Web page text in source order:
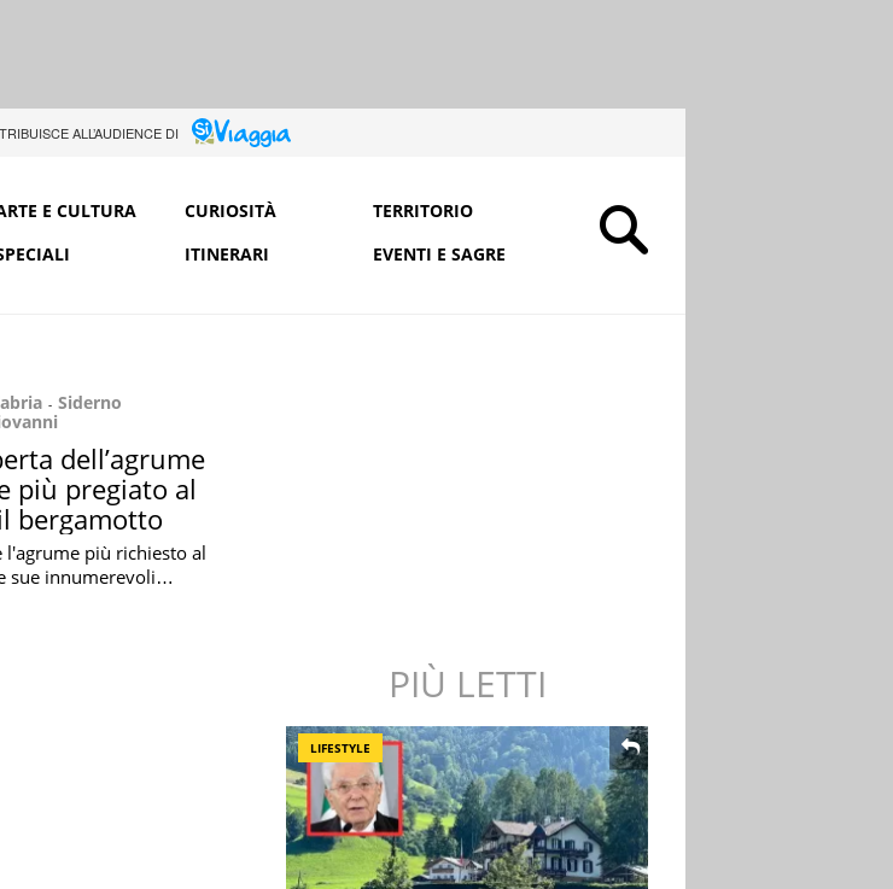
ALL’AUDIENCE DI
E CULTURA CURIOSITÀ
TERRITORIO
ITINERARI EVENTI E SAGRE
Siderno
dell’agrume
più pregiato al
bergamotto
l'agrume più richiesto al
sue innumerevoli
PIÙ LETTI
LIFESTYLE